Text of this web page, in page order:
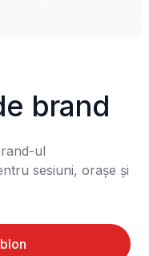
brand
ul
sesiuni, orașe și